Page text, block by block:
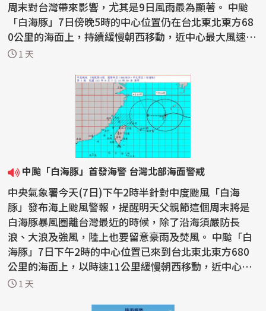
周末對台灣帶來影響，尤其是9日風雨最為顯著。 中颱
「白海豚」7日傍晚5時的中心位置仍在台北東北東方68
0公里的海面上，持續緩慢朝西移動，近中心最大風速仍
維持...
1 天
中颱「白海豚」首發海警 台灣北部海面警戒
中央氣象署今天(7日)下午2時半針對中度颱風「白海
豚」發布海上颱風警報，提醒明天父親節這個周末將是
白海豚暴風圈離台灣最近的時候，除了沿海須嚴防長
浪、大浪及強風，陸上也要留意豪雨及焚風。 中颱「白
海豚」7日下午2時的中心位置已來到台北東北東方680
公里的海面上，以時速11公里緩慢朝西移動，近中心最
大風速每秒...
1 天